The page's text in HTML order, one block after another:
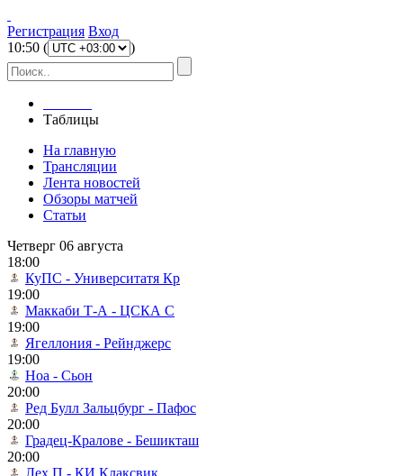
Регистрация Вход
10:50 ( )
Таблицы
На главную
Трансляции
Лента новостей
Обзоры матчей
Статьи
Четверг 06 августа
18:00
КуПС - Университатя Кр
19:00
Маккаби Т-А - ЦСКА С
19:00
Ягеллония - Рейнджерс
19:00
Ноа - Сьон
20:00
Ред Булл Зальцбург - Пафос
20:00
Градец-Кралове - Бешикташ
20:00
Лех П - КИ Клаксвик